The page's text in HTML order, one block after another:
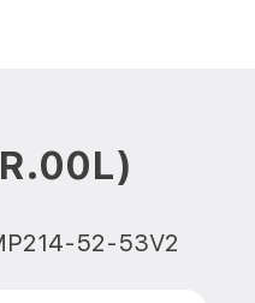
52-53V2